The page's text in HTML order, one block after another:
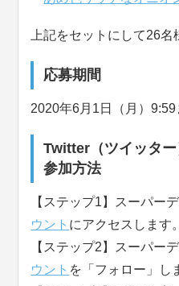
上記をセットにして26名
応募期間
2020年6月1日（月）9:59
Twitter（ツイッタ
参加方法
【ステップ1】スーパー
ウント にアクセスします。
【ステップ2】スーパー
ウント を「フォロー」し